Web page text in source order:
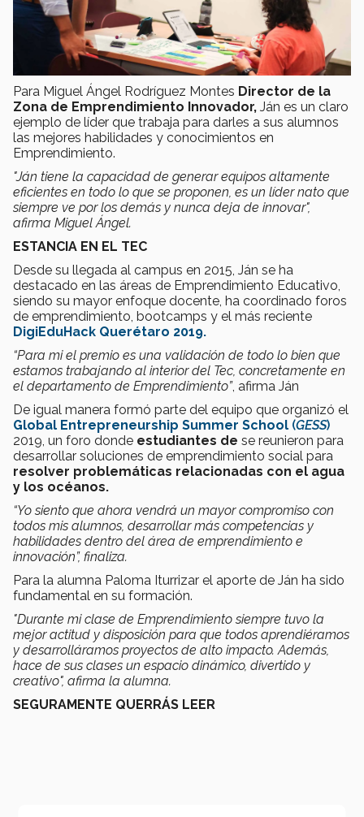
Para Miguel Ángel Rodríguez Montes Director de la
Zona de Emprendimiento Innovador, Ján es un claro
ejemplo de líder que trabaja para darles a sus alumnos
las mejores habilidades y conocimientos en
Emprendimiento.
"Ján tiene la capacidad de generar equipos altamente
eficientes en todo lo que se proponen, es un líder nato que
siempre ve por los demás y nunca deja de innovar",
afirma Miguel Ángel.
ESTANCIA EN EL TEC
Desde su llegada al campus en 2015, Ján se ha
destacado en las áreas de Emprendimiento Educativo,
siendo su mayor enfoque docente, ha coordinado foros
de emprendimiento, bootcamps y el más reciente
DigiEduHack Querétaro 2019.
“Para mi el premio es una validación de todo lo bien que
estamos trabajando al interior del Tec, concretamente en
el departamento de Emprendimiento”, afirma Ján
De igual manera formó parte del equipo que organizó el
Global Entrepreneurship Summer School (GESS)
2019, un foro donde estudiantes de se reunieron para
desarrollar soluciones de emprendimiento social para
resolver problemáticas relacionadas con el agua
y los océanos.
“Yo siento que ahora vendrá un mayor compromiso con
todos mis alumnos, desarrollar más competencias y
habilidades dentro del área de emprendimiento e
innovación”, finaliza.
Para la alumna Paloma Iturrizar el aporte de Ján ha sido
fundamental en su formación.
"Durante mi clase de Emprendimiento siempre tuvo la
mejor actitud y disposición para que todos aprendiéramos
y desarrolláramos proyectos de alto impacto. Además,
hace de sus clases un espacio dinámico, divertido y
creativo", afirma la alumna.
SEGURAMENTE QUERRÁS LEER